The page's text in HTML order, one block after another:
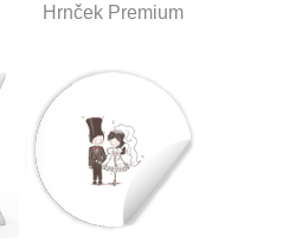
Hrnček Premium